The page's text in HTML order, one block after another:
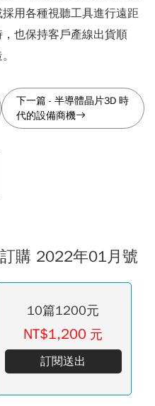
用各種視聽工具進行遠距
也保持客戶產線出貨順
下一篇- 半導體晶片3D 時
代的設備商機
購 2022年01月號
10篇1200元
NT$1,200 元
訂閱送出